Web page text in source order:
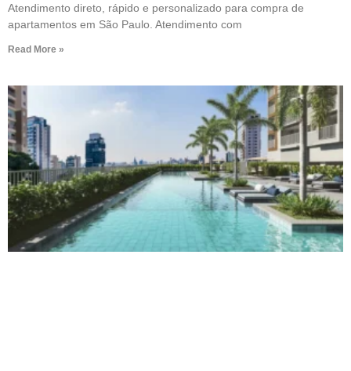
Atendimento direto, rápido e personalizado para compra de
apartamentos em São Paulo. Atendimento com
Read More »